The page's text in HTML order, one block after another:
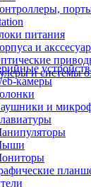
питания
и
и системы
камеры
и